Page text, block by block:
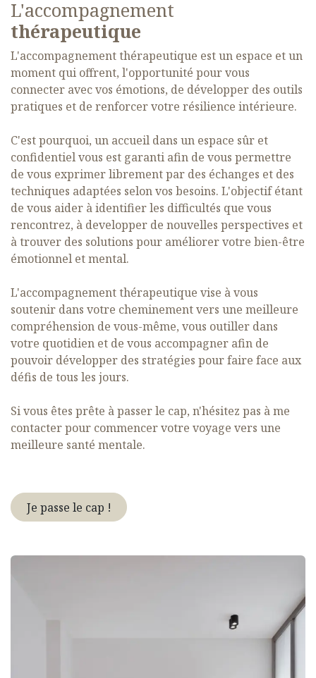
L'accompagnement ​
thérapeutique
L'accompagnement thérapeutique est un espace et un
moment qui offrent, l'opportunité pour vous
connecter avec vos émotions, de développer des outils
pratiques et de renforcer votre résilience intérieure.
C'est pourquoi, un accueil dans un espace sûr et
confidentiel vous est garanti afin de vous permettre
de vous exprimer librement par des échanges et des
techniques adaptées selon vos besoins. L'objectif étant
de vous aider à identifier les difficultés que vous
rencontrez, à developper de nouvelles perspectives et
à trouver des solutions pour améliorer votre bien-être
émotionnel et mental.
L'accompagnement thérapeutique vise à vous
soutenir dans votre cheminement vers une meilleure
compréhension de vous-même, vous outiller dans
votre quotidien et de vous accompagner afin de
pouvoir développer des stratégies pour faire face aux
défis de tous les jours.
Si vous êtes prête à passer le cap, n'hésitez pas à me
contacter pour commencer votre voyage vers une
meilleure santé mentale.
Je passe le cap !